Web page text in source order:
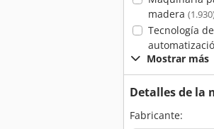
madera
Tecnología de
Mostrar más
Detalles de la
Fabricante: